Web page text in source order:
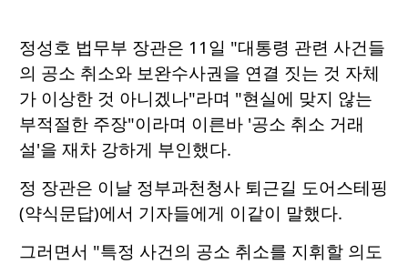
정성호 법무부 장관은 11일 "대통령 관련 사건들
의 공소 취소와 보완수사권을 연결 짓는 것 자체
가 이상한 것 아니겠나"라며 "현실에 맞지 않는
부적절한 주장"이라며 이른바 '공소 취소 거래
설'을 재차 강하게 부인했다.
정 장관은 이날 정부과천청사 퇴근길 도어스테핑
(약식문답)에서 기자들에게 이같이 말했다.
그러면서 "특정 사건의 공소 취소를 지휘할 의도